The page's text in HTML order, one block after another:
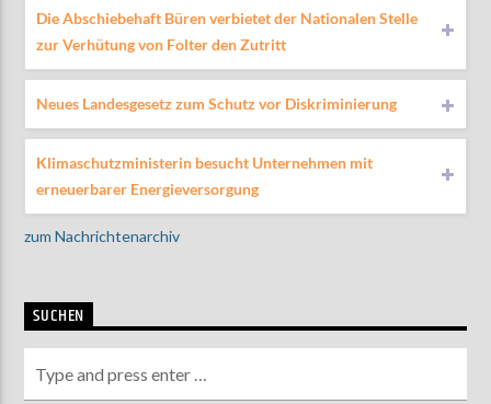
Die Abschiebehaft Büren verbietet der Nationalen Stelle
zur Verhütung von Folter den Zutritt
Neues Landesgesetz zum Schutz vor Diskriminierung
Klimaschutzministerin besucht Unternehmen mit
erneuerbarer Energieversorgung
zum Nachrichtenarchiv
SUCHEN